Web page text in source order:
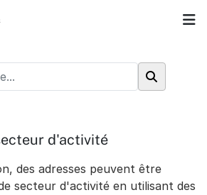
d'activité
des adresses peuvent être
secteur d'activité en utilisant des